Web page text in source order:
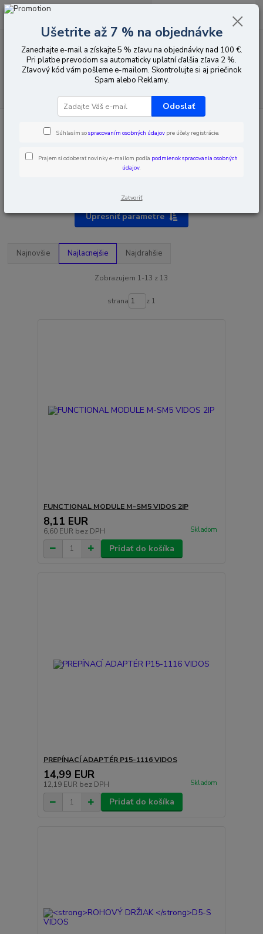
Menu
0,00 EUR
Upresniť parametre
Najnovšie Najlacnejšie Najdrahšie
Zobrazujem 1-13 z 13
strana z 1
FUNCTIONAL MODULE M-SM5 VIDOS 2IP
8,11 EUR
6,60 EUR bez DPH Skladom
Pridať do košíka
PREPÍNACÍ ADAPTÉR P15-1116 VIDOS
14,99 EUR
12,19 EUR bez DPH Skladom
Pridať do košíka
Ušetrite až 7 % na objednávke
Zanechajte e-mail a získajte 5 % zľavu na objednávky nad 100 €.
Pri platbe prevodom sa automaticky uplatní ďalšia zľava 2 %.
Zľavový kód vám pošleme e-mailom. Skontrolujte si aj priečinok
Spam alebo Reklamy.
Odoslať
Súhlasím sospracovaním osobných údajov pre účely registrácie.
Prajem si odoberať novinky e-mailom podľa podmienok spracovania osobných
údajov.
Zatvoriť